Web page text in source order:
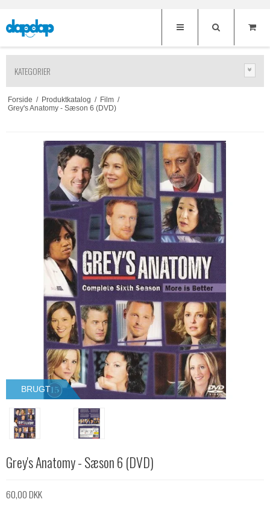
KATEGORIER
Forside / Produktkatalog / Film /
Grey's Anatomy - Sæson 6 (DVD)
BRUGT
Grey's Anatomy - Sæson 6 (DVD)
60,00 DKK